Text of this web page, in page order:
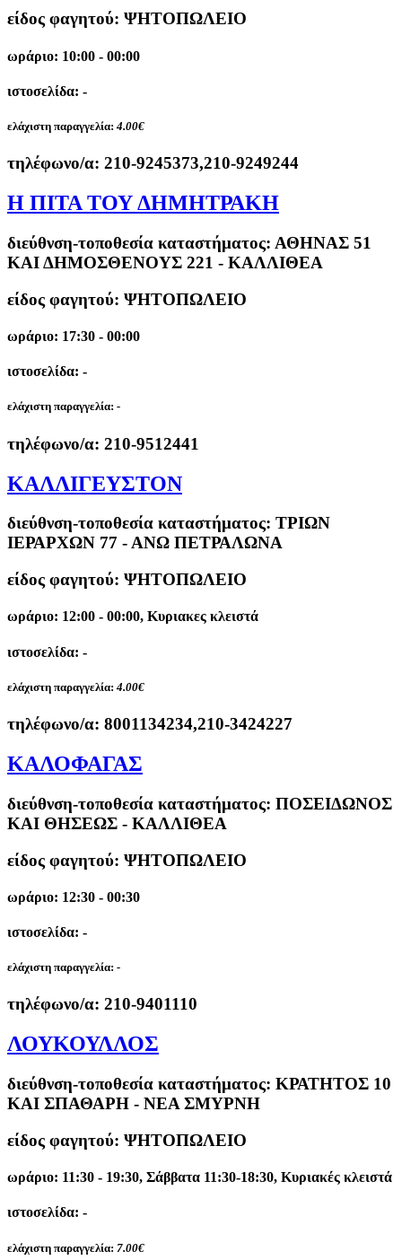
είδος φαγητού: ΨΗΤΟΠΩΛΕΙΟ
ωράριο: 10:00 - 00:00
ιστοσελίδα: -
ελάχιστη παραγγελία: 4.00€
τηλέφωνο/α: 210-9245373,210-9249244
Η ΠΙΤΑ ΤΟΥ ΔΗΜΗΤΡΑΚΗ
διεύθνση-τοποθεσία καταστήματος: ΑΘΗΝΑΣ 51
ΚΑΙ ΔΗΜΟΣΘΕΝΟΥΣ 221 - ΚΑΛΛΙΘΕΑ
είδος φαγητού: ΨΗΤΟΠΩΛΕΙΟ
ωράριο: 17:30 - 00:00
ιστοσελίδα: -
ελάχιστη παραγγελία: -
τηλέφωνο/α: 210-9512441
ΚΑΛΛΙΓΕΥΣΤΟΝ
διεύθνση-τοποθεσία καταστήματος: ΤΡΙΩΝ
ΙΕΡΑΡΧΩΝ 77 - ΑΝΩ ΠΕΤΡΑΛΩΝΑ
είδος φαγητού: ΨΗΤΟΠΩΛΕΙΟ
ωράριο: 12:00 - 00:00, Κυριακες κλειστά
ιστοσελίδα: -
ελάχιστη παραγγελία: 4.00€
τηλέφωνο/α: 8001134234,210-3424227
ΚΑΛΟΦΑΓΑΣ
διεύθνση-τοποθεσία καταστήματος: ΠΟΣΕΙΔΩΝΟΣ
ΚΑΙ ΘΗΣΕΩΣ - ΚΑΛΛΙΘΕΑ
είδος φαγητού: ΨΗΤΟΠΩΛΕΙΟ
ωράριο: 12:30 - 00:30
ιστοσελίδα: -
ελάχιστη παραγγελία: -
τηλέφωνο/α: 210-9401110
ΛΟΥΚΟΥΛΛΟΣ
διεύθνση-τοποθεσία καταστήματος: ΚΡΑΤΗΤΟΣ 10
ΚΑΙ ΣΠΑΘΑΡΗ - ΝΕΑ ΣΜΥΡΝΗ
είδος φαγητού: ΨΗΤΟΠΩΛΕΙΟ
ωράριο: 11:30 - 19:30, Σάββατα 11:30-18:30, Κυριακές κλειστά
ιστοσελίδα: -
ελάχιστη παραγγελία: 7.00€